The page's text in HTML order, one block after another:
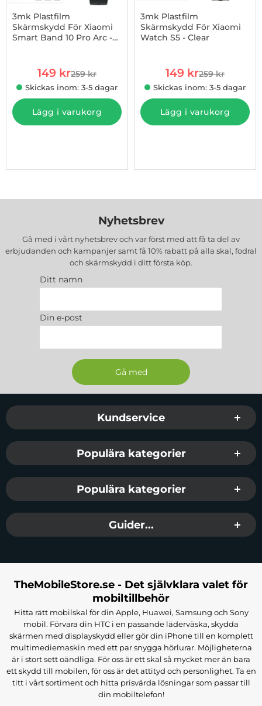
3mk Plastfilm
Skärmskydd För Xiaomi
Smart Band 10 Pro Arc -
rea pris
149 krtidigare pris
259 kr
Skickas inom: 3-5 dagar
Lägg i varukorg
3mk Plastfilm
Skärmskydd För Xiaomi
Watch S5 - Clear
rea pris
149 krtidigare pris
259 kr
Skickas inom: 3-5 dagar
Lägg i varukorg
Nyhetsbrev
Gå med i vårt nyhetsbrev och var först med att få ta del av
erbjudanden och kampanjer samt få 10% rabatt på alla skal, fodral
och skärmskydd i ditt första köp.
Ditt namn
Din e-post
Sidfot Blandad info och länkar
Kundservice
Populära kategorier
Populära kategorier
Guider...
TheMobileStore.se - Det självklara valet för
mobiltillbehör
Hitta rätt mobilskal för din Apple, Huawei, Samsung och Sony
mobil. Förvara din HTC i en passande läderväska, skydda
skärmen med displayskydd eller gör din iPhone till en komplett
multimediemaskin med ett par snygga hörlurar. Möjligheterna
är i stort sett oändliga. För oss är ett skal så mycket mer än bara
ett skydd till mobilen, för oss är det attityd och personlighet. Ta en
titt i vårt sortiment och hitta prisvärda lösningar som passar till
din mobiltelefon!